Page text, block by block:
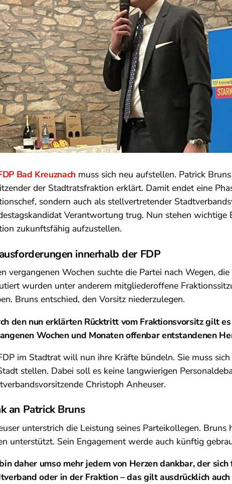
Bad Kreuznach muss sich neu aufstellen. Patrick
der Stadtratsfraktion erklärt. Damit endet eine
sondern auch als stellvertretender
Verantwortung trug. Nun stehen wichtige
zukunftsfähig aufzustellen.
innerhalb der FDP
vergangenen Wochen suchte die Partei nach Wegen,
wurden unter anderem mitgliederoffene
Bruns entschied, den Vorsitz niederzulegen.
den nun erklärten Rücktritt vom Fraktionsvorsitz gilt
Wochen und Monaten offenbar entstandenen
im Stadtrat will nun ihre Kräfte bündeln. Sie muss
stellen. Dabei soll es keine langwierigen
Christoph Anheuser.
an Patrick Bruns
unterstrich die Leistung seines Parteikollegen. Bruns
unterstützt. Sein Engagement werde auch künftig
daher umso mehr jedem von Herzen dankbar, der
oder in der Fraktion – das gilt ausdrücklich